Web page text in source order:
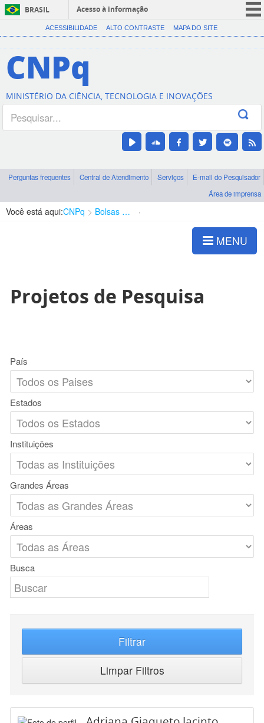
BRASIL
Acesso à informação
CORONAVÍRUS (COVID-19)
Canais
ACESSIBILIDADE ALTO CONTRASTE MAPA DO SITE
CNPq
MINISTÉRIO DA CIÊNCIA, TECNOLOGIA E INOVAÇÕES
Perguntas frequentes Central de Atendimento Serviços
E-mail do Pesquisador
Área de imprensa
Você está aqui:CNPq Bolsas e Auxílios Vigentes
MENU
Projetos de Pesquisa
País
Estados
Instituições
Grandes Áreas
Áreas
Busca
Filtrar
Limpar Filtros